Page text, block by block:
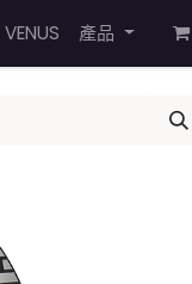
產品